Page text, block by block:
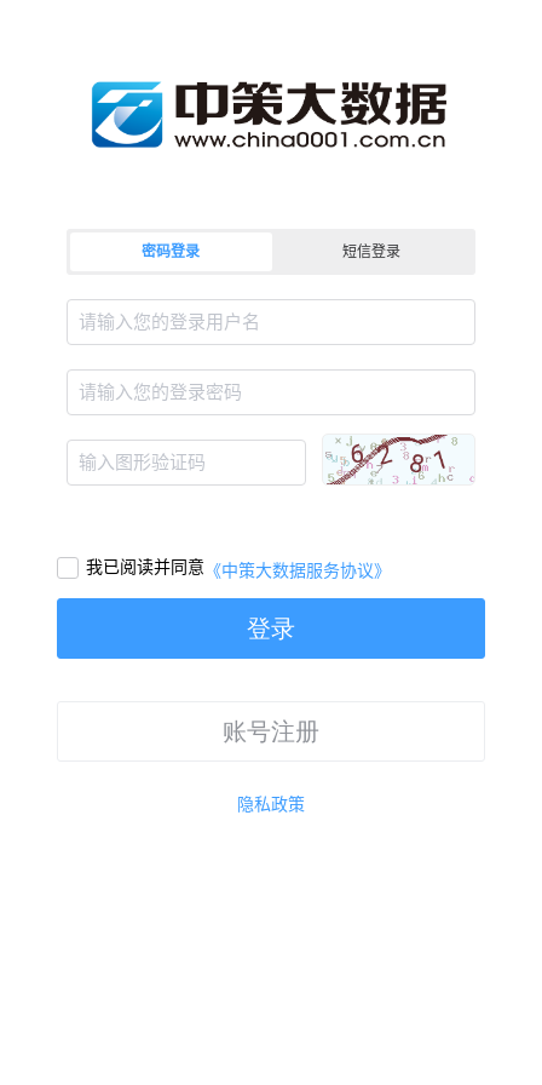
密码登录 短信登录
请输入您的登录用户名
请输入您的登录密码
输入图形验证码
我已阅读并同意 《中策大数据服务协议》
登录
账号注册
隐私政策